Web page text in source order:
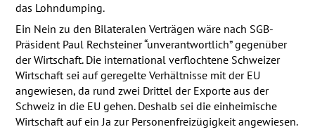
das Lohndumping.
Ein Nein zu den Bilateralen Verträgen wäre nach SGB-
Präsident Paul Rechsteiner “unverantwortlich” gegenüber
der Wirtschaft. Die international verflochtene Schweizer
Wirtschaft sei auf geregelte Verhältnisse mit der EU
angewiesen, da rund zwei Drittel der Exporte aus der
Schweiz in die EU gehen. Deshalb sei die einheimische
Wirtschaft auf ein Ja zur Personenfreizügigkeit angewiesen.